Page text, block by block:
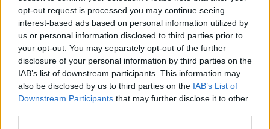
opt-out request is processed you may continue seeing
interest-based ads based on personal information utilized by
us or personal information disclosed to third parties prior to
your opt-out. You may separately opt-out of the further
disclosure of your personal information by third parties on the
IAB’s list of downstream participants. This information may
also be disclosed by us to third parties on the IAB’s List of
Downstream Participants that may further disclose it to other
ΠΡΟΗΓΟΎΜΕΝΟ ΆΡΘΡΟ
Κορωνοϊός: Το Ίδρυμα
Ωνάση δώρισε 13,5 εκ.
μάσκες – Το «ευχαριστώ»
του Βασίλη Κικίλια
ΕΠΌΜΕΝΟ ΆΡΘΡΟ
Νέος Κόσμος: Σύλληψη
39χρονου για κλοπές
από καταστήματα και
επαγγελματικούς
χώρους